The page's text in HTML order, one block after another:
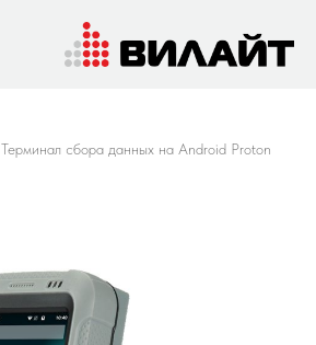
Терминал сбора данных на Android Proton